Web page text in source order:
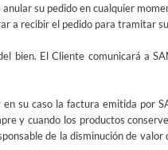
su pedido en cualquier
a recibir el pedido para tramitar
bien. El Cliente comunicará a
su caso la factura emitida por
y cuando los productos
de la disminución de